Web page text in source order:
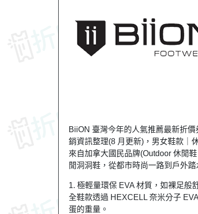
BiiON 臺灣今年的人氣推薦最新折
銷資訊整理(8 月更新)，男女鞋款｜
來自加拿大國民品牌(Outdoor 休閒
閒洞洞鞋，從都市時尚一路到戶外
1. 極輕量環保 EVA 材質，如裸足般
全鞋款透過 HEXCELL 奈米分子
蛋的重量。